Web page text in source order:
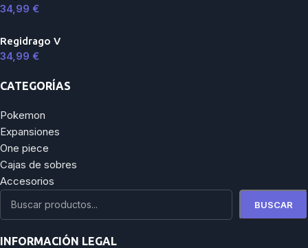
34,99 €
Regidrago V
34,99 €
CATEGORÍAS
Pokemon
Expansiones
One piece
Cajas de sobres
Accesorios
BUSCAR
INFORMACIÓN LEGAL